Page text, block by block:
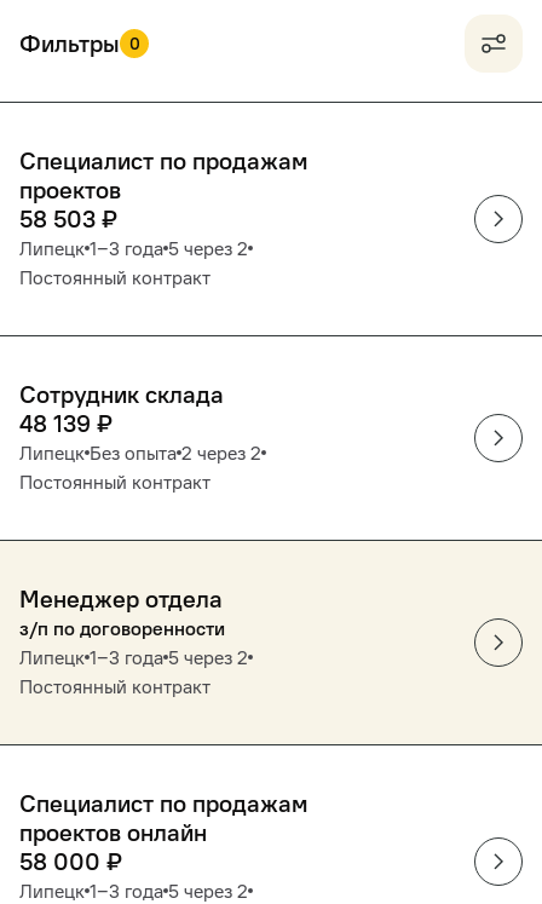
Фильтры 0
Специалист по продажам
проектов
58 503 ₽
Липецк 1‒3 года 5 через 2
Постоянный контракт
Сотрудник склада
48 139 ₽
Липецк Без опыта 2 через 2
Постоянный контракт
Менеджер отдела
з/п по договоренности
Липецк 1‒3 года 5 через 2
Постоянный контракт
Специалист по продажам
проектов онлайн
58 000 ₽
Липецк 1‒3 года 5 через 2